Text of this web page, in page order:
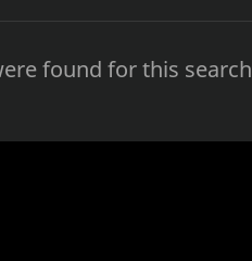
found for this search